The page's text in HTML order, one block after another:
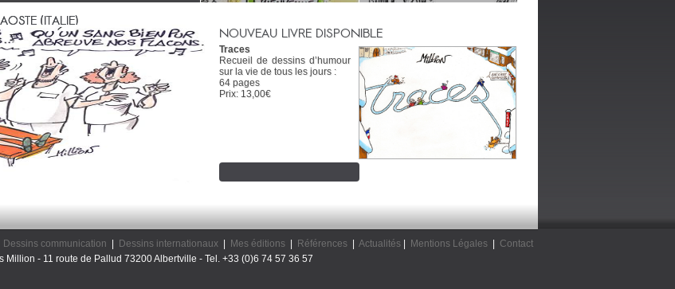
dessins d'actualité
(ITALIE)
NOUVEAU LIVRE DISPONIBLE
Traces
Recueil de dessins d’humour
sur la vie de tous les jours :
64 pages
Prix: 13,00€
Dessins communication Dessins internationaux| Mes éditions| Références| Actualités| Mentions Légales|
Contact
Million - 11 route de Pallud 73200 Albertville - Tel. +33 (0)6 74 57 36 57